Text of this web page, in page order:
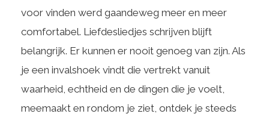
voor vinden werd gaandeweg meer en meer
comfortabel. Liefdesliedjes schrijven blijft
belangrijk. Er kunnen er nooit genoeg van zijn. Als
je een invalshoek vindt die vertrekt vanuit
waarheid, echtheid en de dingen die je voelt,
meemaakt en rondom je ziet, ontdek je steeds